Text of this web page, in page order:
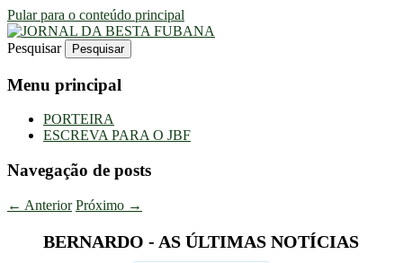
Pular para o conteúdo principal
JORNAL DA BESTA FUBANA
Uma Gazeta Escrota
Pesquisar
Menu principal
PORTEIRA
ESCREVA PARA O JBF
Navegação de posts
← Anterior Próximo →
BERNARDO - AS ÚLTIMAS NOTÍCIAS